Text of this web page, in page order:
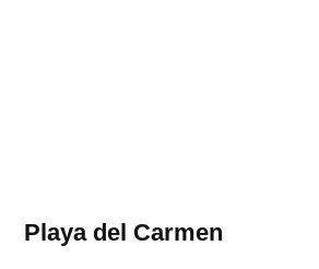
Playa del Carmen